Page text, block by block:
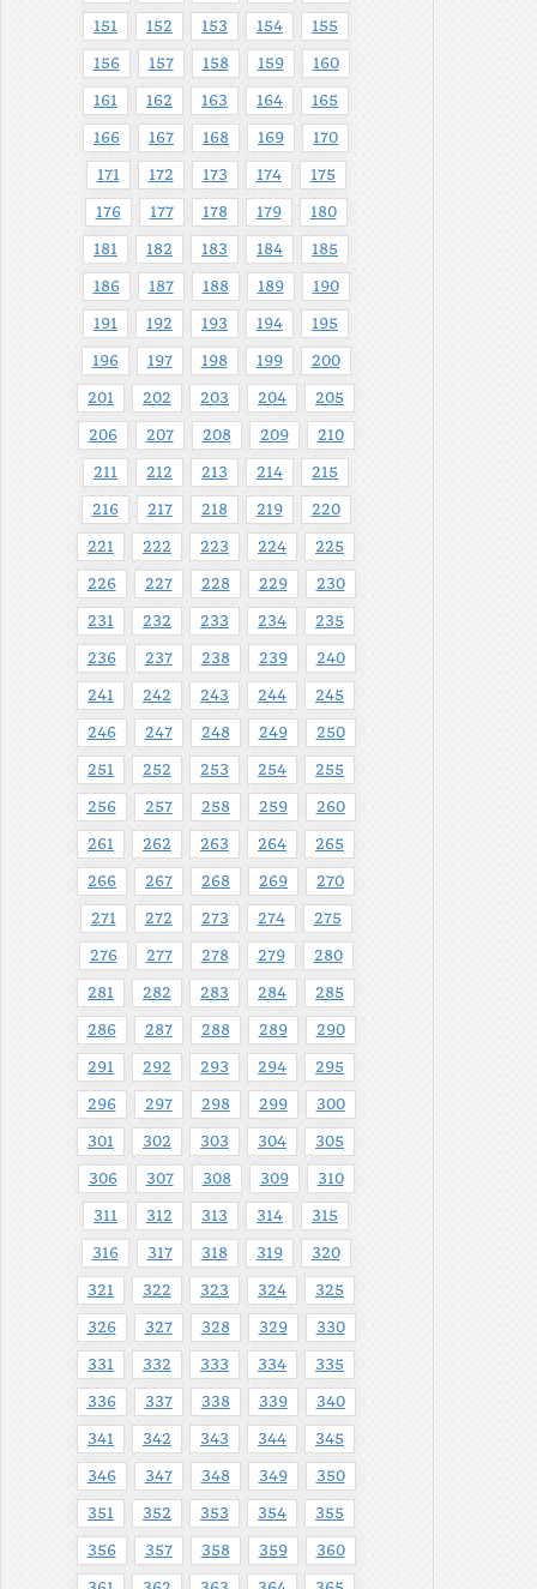
151 152 153 154 155
156 157 158 159 160
161 162 163 164 165
166 167 168 169 170
171 172 173 174 175
176 177 178 179 180
181 182 183 184 185
186 187 188 189 190
191 192 193 194 195
196 197 198 199 200
201 202 203 204 205
206 207 208 209 210
211 212 213 214 215
216 217 218 219 220
221 222 223 224 225
226 227 228 229 230
231 232 233 234 235
236 237 238 239 240
241 242 243 244 245
246 247 248 249 250
251 252 253 254 255
256 257 258 259 260
261 262 263 264 265
266 267 268 269 270
271 272 273 274 275
276 277 278 279 280
281 282 283 284 285
286 287 288 289 290
291 292 293 294 295
296 297 298 299 300
301 302 303 304 305
306 307 308 309 310
311 312 313 314 315
316 317 318 319 320
321 322 323 324 325
326 327 328 329 330
331 332 333 334 335
336 337 338 339 340
341 342 343 344 345
346 347 348 349 350
351 352 353 354 355
356 357 358 359 360